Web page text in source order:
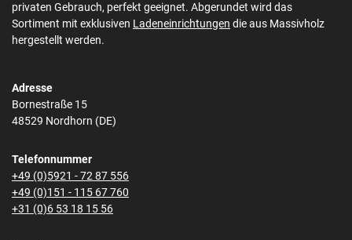
privaten Gebrauch, perfekt geeignet. Abgerundet wird das
Sortiment mit exklusiven Ladeneinrichtungen die aus Massivholz
hergestellt werden.
Adresse
Bornestraße 15
48529 Nordhorn (DE)
Telefonnummer
+49 (0)5921 - 72 87 556
+49 (0)151 - 115 67 760
+31 (0)6 53 18 15 56